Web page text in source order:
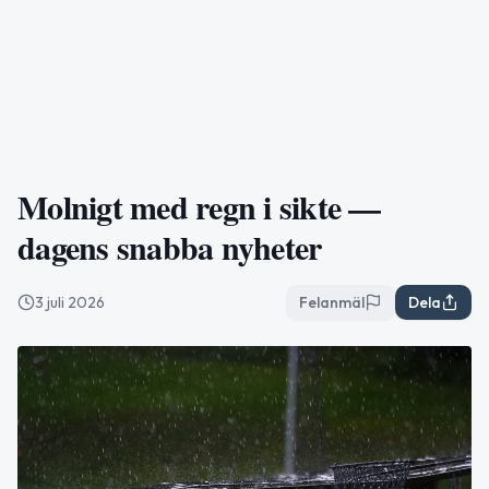
Molnigt med regn i sikte —
dagens snabba nyheter
3 juli 2026 Felanmäl Dela